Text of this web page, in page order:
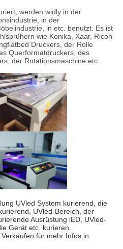
werden widly in der
in der
in etc. benutzt. Es ist
wie Konika, Xaar, Ricoh
Druckers, der Rolle
Querformatdruckers, des
der Rotationsmaschine etc.
UVled System kurierend, die
UVled-Bereich, der
Ausrüstung lED, UVled-
Gerät etc. kurieren.
für mehr Infos in